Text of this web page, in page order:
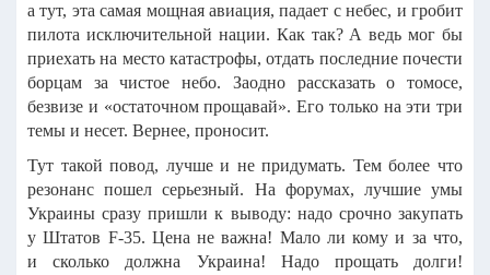
а тут, эта самая мощная авиация, падает с небес, и гробит
пилота исключительной нации. Как так? А ведь мог бы
приехать на место катастрофы, отдать последние почести
борцам за чистое небо. Заодно рассказать о томосе,
безвизе и «остаточном прощавай». Его только на эти три
темы и несет. Вернее, проносит.
Тут такой повод, лучше и не придумать. Тем более что
резонанс пошел серьезный. На форумах, лучшие умы
Украины сразу пришли к выводу: надо срочно закупать
у Штатов F-35. Цена не важна! Мало ли кому и за что,
и сколько должна Украина! Надо прощать долги!